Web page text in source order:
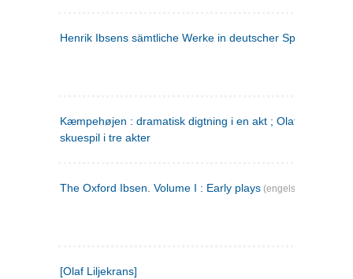
Henrik Ibsens sämtliche Werke in deutscher Sprache. 2
Kæmpehøjen : dramatisk digtning i en akt ; Olaf Liljekrans :
skuespil i tre akter
The Oxford Ibsen. Volume I : Early plays (engelsk)
[Olaf Liljekrans]